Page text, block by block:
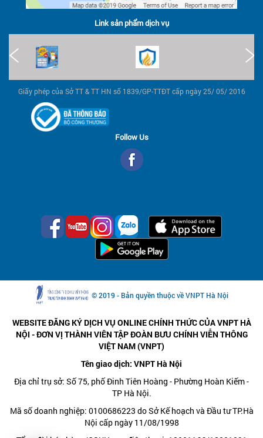
Link sản phẩm dịch vụ
Giấy phép của Sở TT & TT HN số 1839/GP-TTĐT cấp ngày 25/ 05/ 2016
Follow Us
© 2019 - Bản quyền thuộc về VNPT Hà Nội
WEBSITE ĐĂNG KÝ DỊCH VỤ ONLINE CHÍNH THỨC CỦA VNPT HÀ
NỘI - ĐƠN VỊ THÀNH VIÊN TẬP ĐOÀN BƯU CHÍNH VIỄN THÔNG
VIỆT NAM (VNPT)
Tên giao dịch: VNPT Hà Nội
Địa chỉ trụ sở: Số 75, phố Đinh Tiên Hoàng - Phường Hoàn Kiếm -
TP Hà Nội.
Mã số doanh nghiệp: 0100686223 do Sở Kế hoạch và Đầu tư TP.Hà
Nội cấp ngày 11/08/1998